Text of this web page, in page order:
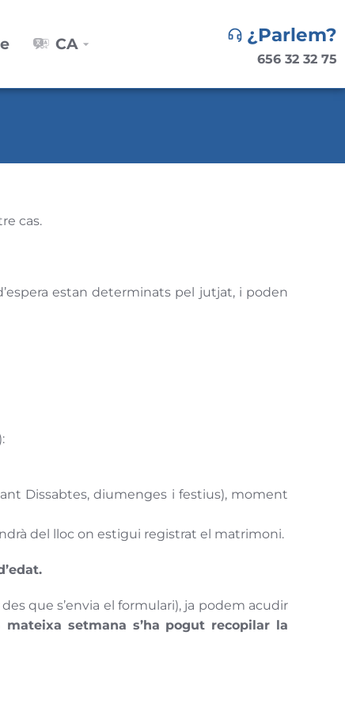
CA ¿Parlem?
656 32 32 75
cas.
estan determinats pel jutjat, i poden
Dissabtes, diumenges i festius), moment
del lloc on estigui registrat el matrimoni.
que s’envia el formulari), ja podem acudir
setmana s’ha pogut recopilar la